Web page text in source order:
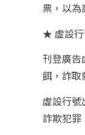
票，以為
★ 虛設
刊登廣告
餌，詐取
虛設行號
詐欺犯罪